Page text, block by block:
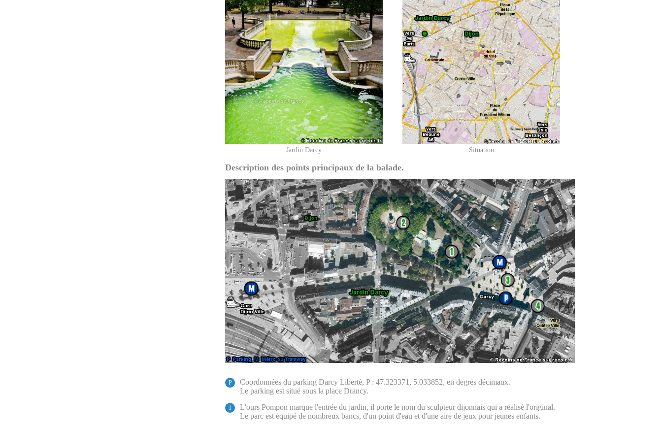
Jardin Darcy Situation
Description des points principaux de la balade.
P
Coordonnées du parking Darcy Liberté, P : 47.323371, 5.033852, en degrés décimaux.
Le parking est situé sous la place Drancy.
1
L'ours Pompon marque l'entrée du jardin, il porte le nom du sculpteur dijonnais qui a réalisé l'original.
Le parc est équipé de nombreux bancs, d'un point d'eau et d'une aire de jeux pour jeunes enfants.